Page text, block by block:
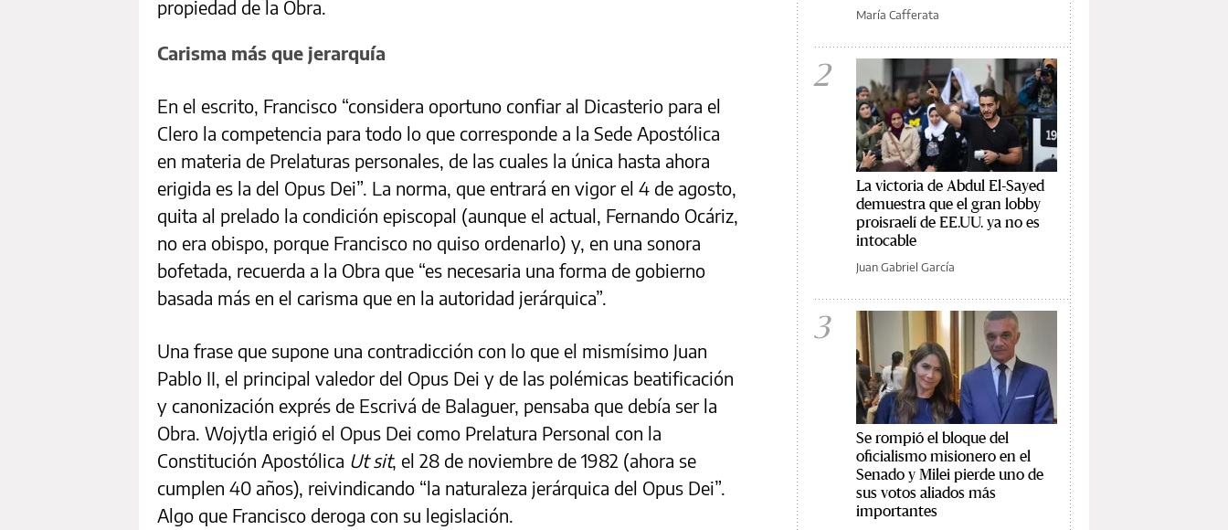
propiedad de la Obra.
Carisma más que jerarquía
En el escrito, Francisco “considera oportuno confiar al Dicasterio para el
Clero la competencia para todo lo que corresponde a la Sede Apostólica
en materia de Prelaturas personales, de las cuales la única hasta ahora
erigida es la del Opus Dei”. La norma, que entrará en vigor el 4 de agosto,
quita al prelado la condición episcopal (aunque el actual, Fernando Ocáriz,
no era obispo, porque Francisco no quiso ordenarlo) y, en una sonora
bofetada, recuerda a la Obra que “es necesaria una forma de gobierno
basada más en el carisma que en la autoridad jerárquica”.
Una frase que supone una contradicción con lo que el mismísimo Juan
Pablo II, el principal valedor del Opus Dei y de las polémicas beatificación
y canonización exprés de Escrivá de Balaguer, pensaba que debía ser la
Obra. Wojytla erigió el Opus Dei como Prelatura Personal con la
Constitución Apostólica Ut sit, el 28 de noviembre de 1982 (ahora se
cumplen 40 años), reivindicando “la naturaleza jerárquica del Opus Dei”.
Algo que Francisco deroga con su legislación.
María Cafferata
2
La victoria de Abdul El-Sayed
demuestra que el gran lobby
proisraelí de EE.UU. ya no es
intocable
Juan Gabriel García
3
Se rompió el bloque del
oficialismo misionero en el
Senado y Milei pierde uno de
sus votos aliados más
importantes